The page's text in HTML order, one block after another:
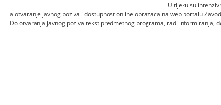
U tijeku su
a otvaranje javnog poziva i dostupnost online obrazaca na web portalu
Do otvaranja javnog poziva tekst predmetnog programa, radi informiranja,